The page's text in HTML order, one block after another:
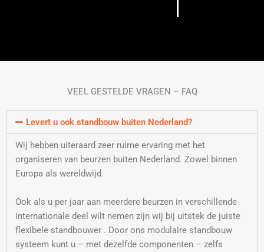
VEEL GESTELDE VRAGEN – FAQ
Levert u ook standbouw buiten Nederland?
Wij hebben uiteraard zeer ruime ervaring met het
organiseren van beurzen buiten Nederland. Zowel binnen
Europa als wereldwijd.
Ook als u per jaar aan meerdere beurzen in verschillende
internationale deel wilt nemen zijn wij bij uitstek de juiste
flexibele standbouwer . Door ons modulaire standbouw
systeem kunt u – met dezelfde componenten – zelfs